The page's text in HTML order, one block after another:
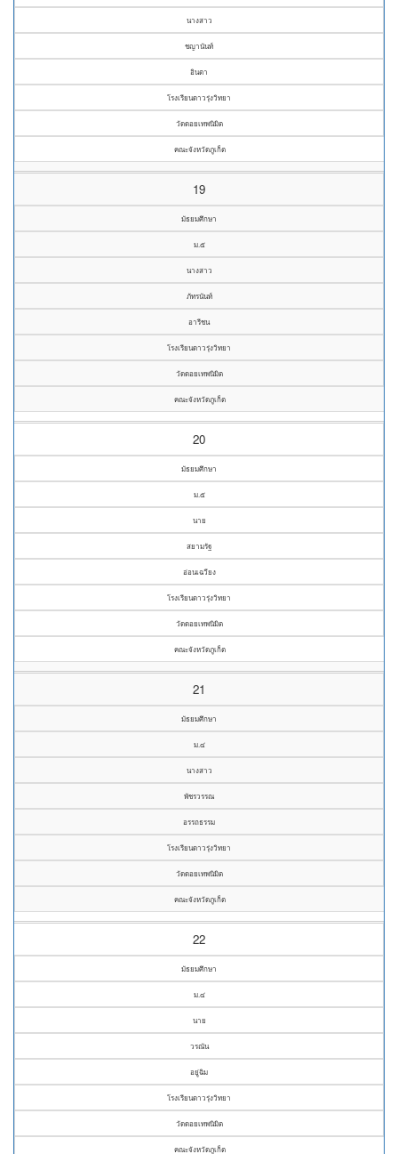
นางสาว
ชญานันท์
อินตา
โรงเรียนดาวรุ่งวิทยา
วัดดอยเทพนิมิต
คณะจังหวัดภูเก็ต
19
มัธยมศึกษา
ม.๕
นางสาว
ภัทรนันท์
อารีชน
โรงเรียนดาวรุ่งวิทยา
วัดดอยเทพนิมิต
คณะจังหวัดภูเก็ต
20
มัธยมศึกษา
ม.๕
นาย
สยามรัฐ
อ่อนเฉวียง
โรงเรียนดาวรุ่งวิทยา
วัดดอยเทพนิมิต
คณะจังหวัดภูเก็ต
21
มัธยมศึกษา
ม.๔
นางสาว
พัชรวรรณ
อรรถธรรม
โรงเรียนดาวรุ่งวิทยา
วัดดอยเทพนิมิต
คณะจังหวัดภูเก็ต
22
มัธยมศึกษา
ม.๔
นาย
วรณัน
อยู่ฉิม
โรงเรียนดาวรุ่งวิทยา
วัดดอยเทพนิมิต
คณะจังหวัดภูเก็ต